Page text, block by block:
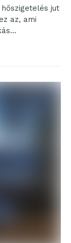
jut
az, ami